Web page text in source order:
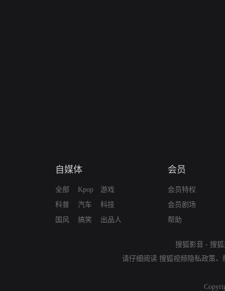
自媒体
全部
科普
国风
Kpop
汽车
搞笑
游戏
科技
出品人
会员
会员特权
会员剧场
帮助
搜狐影音 - 搜
请仔细阅读 搜狐视频隐私政策、